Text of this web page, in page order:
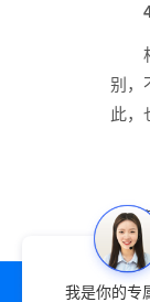
别，
此，
上一
下一
我是你的专